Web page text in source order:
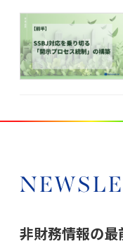
非財務情報の最